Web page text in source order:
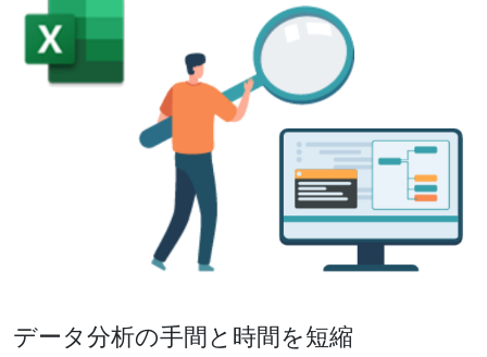
データ分析の手間と時間を短縮